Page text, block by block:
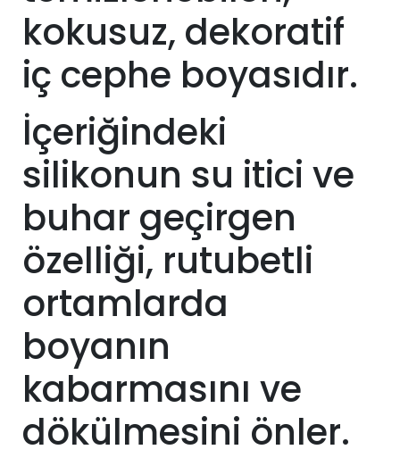
kokusuz, dekoratif
iç cephe boyasıdır.
İçeriğindeki
silikonun su itici ve
buhar geçirgen
özelliği, rutubetli
ortamlarda
boyanın
kabarmasını ve
dökülmesini önler.